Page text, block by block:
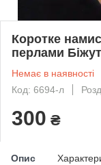
Коротке
перлами
Немає в наявності
Код: 6694-л
300 ₴
Опис